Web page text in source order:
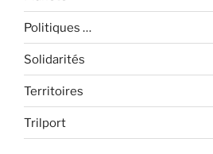
Politiques …
Solidarités
Territoires
Trilport